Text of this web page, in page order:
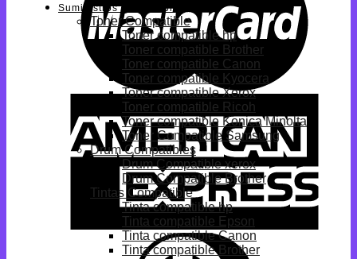
Suministros Compatibles
Toner Compatible
Toner compatible hp
Toner compatible Brother
Toner compatible Canon
Toner compatible Kyocera
Toner compatible Xerox
Toner compatible Ricoh
Toner compatible Konica Minolta
Toner Compatible Samsung
Drum Compatibles
Drum Compatible xerox
Drum Compatible Brother
Tintas Compatible
Tinta compatible hp
Tinta compatible Epson
Tinta compatible Canon
Tinta compatible Brother